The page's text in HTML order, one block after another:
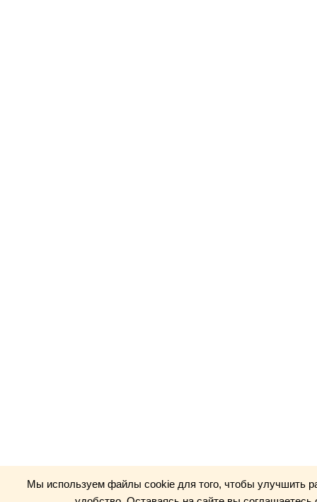
Мы используем файлы cookie для того, чтобы улучшить